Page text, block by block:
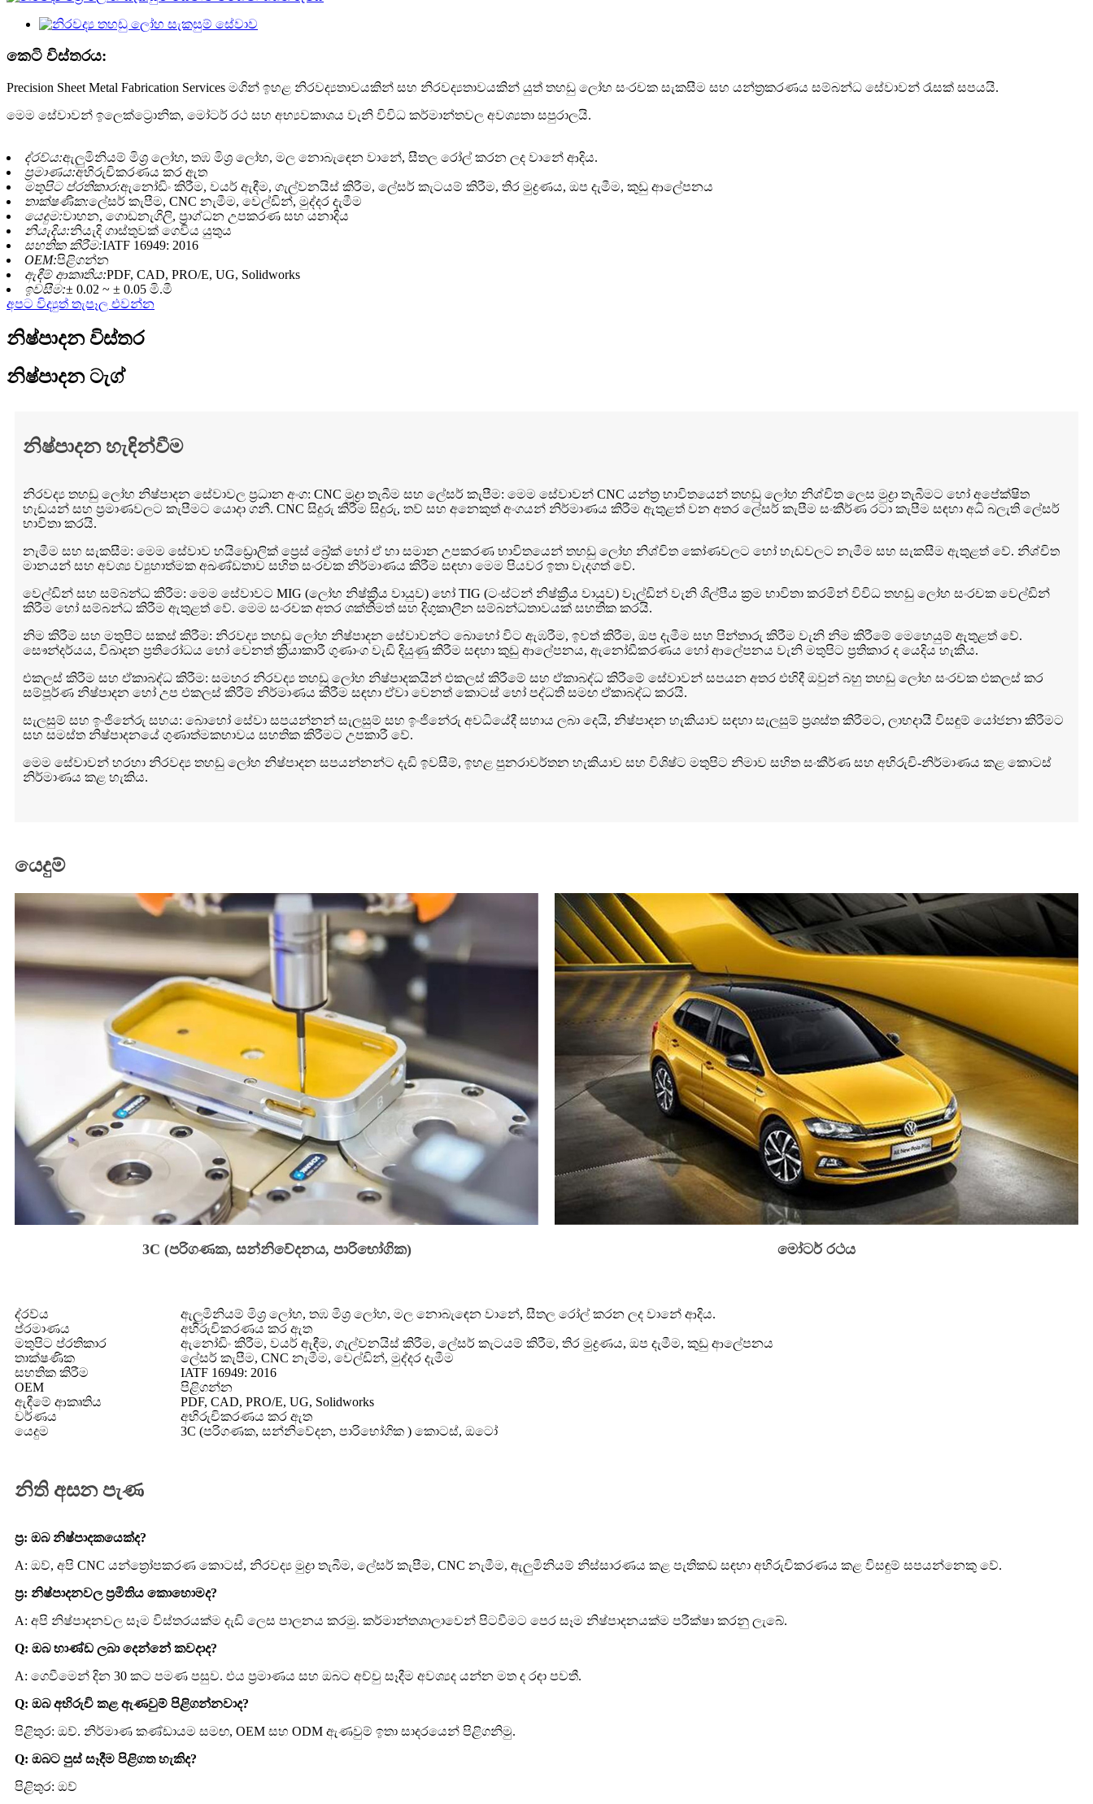
කෙටි විස්තරය:
Precision Sheet Metal Fabrication Services මගින් ඉහළ නිරවද්‍යතාවයකින් සහ නිරවද්‍යතාවයකින් යුත් තහඩු ලෝහ සංරචක සැකසීම සහ යන්ත්‍රකරණය සම්බන්ධ සේවාවන් රැසක් සපයයි.
මෙම සේවාවන් ඉලෙක්ට්‍රොනික, මෝටර් රථ සහ අභ්‍යවකාශය වැනි විවිධ කර්මාන්තවල අවශ්‍යතා සපුරාලයි.
ද්රව්ය:ඇලුමිනියම් මිශ්‍ර ලෝහ, තඹ මිශ්‍ර ලෝහ, මල නොබැඳෙන වානේ, සීතල රෝල් කරන ලද වානේ ආදිය.
ප්‍රමාණය:අභිරුචිකරණය කර ඇත
මතුපිට ප්රතිකාර:ඇනෝඩිං කිරීම, වයර් ඇඳීම, ගැල්වනයිස් කිරීම, ලේසර් කැටයම් කිරීම, තිර මුද්‍රණය, ඔප දැමීම, කුඩු ආලේපනය
තාක්ෂණික:ලේසර් කැපීම, CNC නැමීම, වෙල්ඩින්, මුද්දර දැමීම
යෙදුම:වාහන, ගොඩනැගිලි, ප්‍රාග්ධන උපකරණ සහ යනාදිය
නියැදිය:නියැදි ගාස්තුවක් ගෙවිය යුතුය
සහතික කිරීම:IATF 16949: 2016
OEM:පිළිගන්න
ඇඳීම් ආකෘතිය:PDF, CAD, PRO/E, UG, Solidworks
ඉවසීම:± 0.02 ~ ± 0.05 මි.මී
අපට විද්‍යුත් තැපෑල එවන්න
නිෂ්පාදන විස්තර
නිෂ්පාදන ටැග්
නිෂ්පාදන හැඳින්වීම
නිරවද්‍ය තහඩු ලෝහ නිෂ්පාදන සේවාවල ප්‍රධාන අංග: CNC මුද්‍රා තැබීම සහ ලේසර් කැපීම: මෙම සේවාවන් CNC යන්ත්‍ර භාවිතයෙන් තහඩු ලෝහ නිශ්චිත ලෙස මුද්‍රා තැබීමට හෝ අපේක්ෂිත
හැඩයන් සහ ප්‍රමාණවලට කැපීමට යොදා ගනී. CNC සිදුරු කිරීම සිදුරු, තව් සහ අනෙකුත් අංගයන් නිර්මාණය කිරීම ඇතුළත් වන අතර ලේසර් කැපීම සංකීර්ණ රටා කැපීම සඳහා අධි බලැති ලේසර්
භාවිතා කරයි.
නැමීම සහ සැකසීම: මෙම සේවාව හයිඩ්‍රොලික් ප්‍රෙස් බ්‍රේක් හෝ ඒ හා සමාන උපකරණ භාවිතයෙන් තහඩු ලෝහ නිශ්චිත කෝණවලට හෝ හැඩවලට නැමීම සහ සැකසීම ඇතුළත් වේ. නිශ්චිත
මානයන් සහ අවශ්‍ය ව්‍යුහාත්මක අඛණ්ඩතාව සහිත සංරචක නිර්මාණය කිරීම සඳහා මෙම පියවර ඉතා වැදගත් වේ.
වෙල්ඩින් සහ සම්බන්ධ කිරීම: මෙම සේවාවට MIG (ලෝහ නිෂ්ක්‍රීය වායුව) හෝ TIG (ටංස්ටන් නිෂ්ක්‍රීය වායුව) වෑල්ඩින් වැනි ශිල්පීය ක්‍රම භාවිතා කරමින් විවිධ තහඩු ලෝහ සංරචක වෙල්ඩින්
කිරීම හෝ සම්බන්ධ කිරීම ඇතුළත් වේ. මෙම සංරචක අතර ශක්තිමත් සහ දිගුකාලීන සම්බන්ධතාවයක් සහතික කරයි.
නිම කිරීම සහ මතුපිට සකස් කිරීම: නිරවද්‍ය තහඩු ලෝහ නිෂ්පාදන සේවාවන්ට බොහෝ විට ඇඹරීම, ඉවත් කිරීම, ඔප දැමීම සහ පින්තාරු කිරීම වැනි නිම කිරීමේ මෙහෙයුම් ඇතුළත් වේ.
සෞන්දර්යය, විඛාදන ප්‍රතිරෝධය හෝ වෙනත් ක්‍රියාකාරී ගුණාංග වැඩි දියුණු කිරීම සඳහා කුඩු ආලේපනය, ඇනෝඩීකරණය හෝ ආලේපනය වැනි මතුපිට ප්‍රතිකාර ද යෙදිය හැකිය.
එකලස් කිරීම සහ ඒකාබද්ධ කිරීම: සමහර නිරවද්‍ය තහඩු ලෝහ නිෂ්පාදකයින් එකලස් කිරීමේ සහ ඒකාබද්ධ කිරීමේ සේවාවන් සපයන අතර එහිදී ඔවුන් බහු තහඩු ලෝහ සංරචක එකලස් කර
සම්පූර්ණ නිෂ්පාදන හෝ උප එකලස් කිරීම් නිර්මාණය කිරීම සඳහා ඒවා වෙනත් කොටස් හෝ පද්ධති සමඟ ඒකාබද්ධ කරයි.
සැලසුම් සහ ඉංජිනේරු සහය: බොහෝ සේවා සපයන්නන් සැලසුම් සහ ඉංජිනේරු අවධියේදී සහාය ලබා දෙයි, නිෂ්පාදන හැකියාව සඳහා සැලසුම් ප්‍රශස්ත කිරීමට, ලාභදායී විසඳුම් යෝජනා කිරීමට
සහ සමස්ත නිෂ්පාදනයේ ගුණාත්මකභාවය සහතික කිරීමට උපකාරී වේ.
මෙම සේවාවන් හරහා නිරවද්‍ය තහඩු ලෝහ නිෂ්පාදන සපයන්නන්ට දැඩි ඉවසීම්, ඉහළ පුනරාවර්තන හැකියාව සහ විශිෂ්ට මතුපිට නිමාව සහිත සංකීර්ණ සහ අභිරුචි-නිර්මාණය කළ කොටස්
නිර්මාණය කළ හැකිය.
යෙදුම්
3C (පරිගණක, සන්නිවේදනය, පාරිභෝගික) මෝටර් රථය
ද්රව්ය
ඇලුමිනියම් මිශ්‍ර ලෝහ, තඹ මිශ්‍ර ලෝහ, මල නොබැඳෙන වානේ, සීතල රෝල් කරන ලද වානේ ආදිය.
ප්රමාණය
අභිරුචිකරණය කර ඇත
මතුපිට ප්රතිකාර
ඇනෝඩිං කිරීම, වයර් ඇඳීම, ගැල්වනයිස් කිරීම, ලේසර් කැටයම් කිරීම, තිර මුද්‍රණය, ඔප දැමීම, කුඩු ආලේපනය
තාක්ෂණික
ලේසර් කැපීම, CNC නැමීම, වෙල්ඩින්, මුද්දර දැමීම
සහතික කිරීම
IATF 16949: 2016
OEM
පිළිගන්න
ඇඳීමේ ආකෘතිය
PDF, CAD, PRO/E, UG, Solidworks
වර්ණය
අභිරුචිකරණය කර ඇත
යෙදුම
3C (පරිගණක, සන්නිවේදන, පාරිභෝගික ) කොටස්, ඔටෝ
නිති අසන පැණ
ප්‍ර: ඔබ නිෂ්පාදකයෙක්ද?
A: ඔව්, අපි CNC යන්ත්‍රෝපකරණ කොටස්, නිරවද්‍ය මුද්‍රා තැබීම, ලේසර් කැපීම, CNC නැමීම, ඇලුමිනියම් නිස්සාරණය කළ පැතිකඩ සඳහා අභිරුචිකරණය කළ විසඳුම් සපයන්නෙකු වේ.
ප්‍ර: නිෂ්පාදනවල ප්‍රමිතිය කොහොමද?
A: අපි නිෂ්පාදනවල සෑම විස්තරයක්ම දැඩි ලෙස පාලනය කරමු. කර්මාන්තශාලාවෙන් පිටවීමට පෙර සෑම නිෂ්පාදනයක්ම පරීක්ෂා කරනු ලැබේ.
Q: ඔබ භාණ්ඩ ලබා දෙන්නේ කවදාද?
A: ගෙවීමෙන් දින 30 කට පමණ පසුව. එය ප්‍රමාණය සහ ඔබට අච්චු සෑදීම අවශ්‍යද යන්න මත ද රඳා පවතී.
Q: ඔබ අභිරුචි කළ ඇණවුම් පිළිගන්නවාද?
පිළිතුර: ඔව්. නිර්මාණ කණ්ඩායම සමඟ, OEM සහ ODM ඇණවුම් ඉතා සාදරයෙන් පිළිගනිමු.
Q: ඔබට පුස් සෑදීම පිළිගත හැකිද?
පිළිතුර: ඔව්